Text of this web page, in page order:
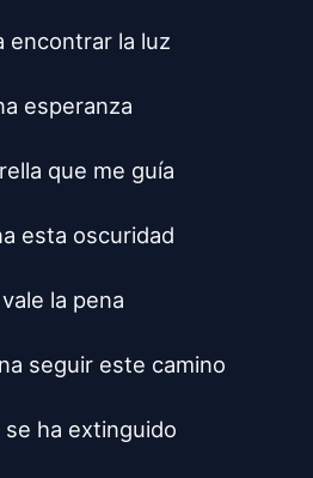
encontrar la luz
esperanza
que me guía
esta oscuridad
la pena
seguir este camino
se ha extinguido